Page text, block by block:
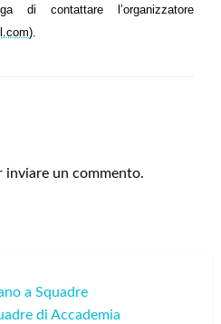
di contattare l’organizzatore
).
inviare un commento.
a Squadre
di Accademia